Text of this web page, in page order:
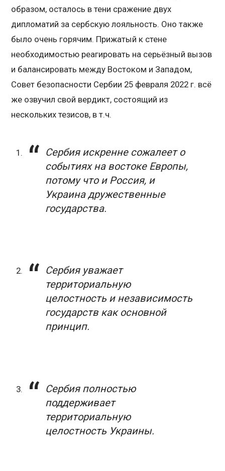
образом, осталось в тени сражение двух
дипломатий за сербскую лояльность. Оно также
было очень горячим. Прижатый к стене
необходимостью реагировать на серьёзный вызов
и балансировать между Востоком и Западом,
Совет безопасности Сербии 25 февраля 2022 г. всё
же озвучил свой вердикт, состоящий из
нескольких тезисов, в т.ч.
Сербия искренне сожалеет о
событиях на востоке Европы,
потому что и Россия, и
Украина дружественные
государства.
Сербия уважает
территориальную
целостность и независимость
государств как основной
принцип.
Сербия полностью
поддерживает
территориальную
целостность Украины.